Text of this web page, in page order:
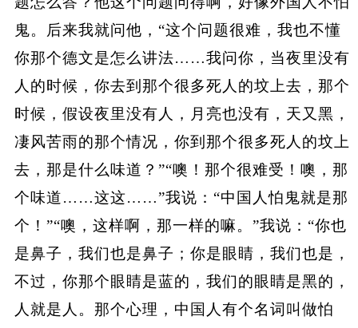
鬼。后来我就问他，“这个问题很难，我也不懂
你那个德文是怎么讲法……我问你，当夜里没有
人的时候，你去到那个很多死人的坟上去，那个
时候，假设夜里没有人，月亮也没有，天又黑，
凄风苦雨的那个情况，你到那个很多死人的坟上
去，那是什么味道？”“噢！那个很难受！噢，那
个味道……这这……”我说：“中国人怕鬼就是那
个！”“噢，这样啊，那一样的嘛。”我说：“你也
是鼻子，我们也是鼻子；你是眼睛，我们也是，
不过，你那个眼睛是蓝的，我们的眼睛是黑的，
人就是人。那个心理，中国人有个名词叫做怕